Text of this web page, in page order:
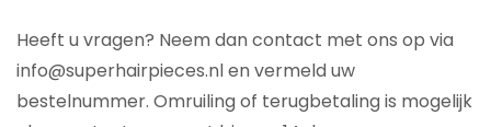
Heeft u vragen? Neem dan contact met ons op via
info@superhairpieces.nl en vermeld uw
bestelnummer. Omruiling of terugbetaling is mogelijk